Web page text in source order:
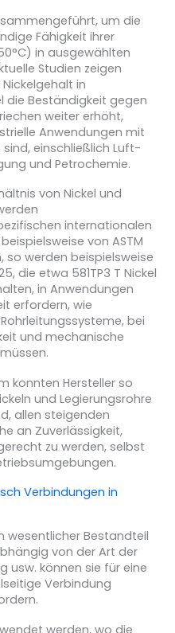
um die
Fähigkeit ihrer
in ausgewählten
Studien zeigen
in
die Beständigkeit gegen
weiter erhöht,
Anwendungen mit
einschließlich Luft-
und Petrochemie.
von Nickel und
internationalen
von ASTM
so werden beispielsweise
die etwa 581TP3 T Nickel
in Anwendungen
erfordern, wie
bei
und mechanische
konnten Hersteller so
und Legierungsrohre
allen steigenden
an Zuverlässigkeit,
zu werden, selbst
Verbindungen in
wesentlicher Bestandteil
von der Art der
usw. können sie für eine
Verbindung
werden, wo die